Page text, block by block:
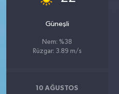
Güneşli
Nem: %38
Rüzgar: 3.89 m/s
10 AĞUSTOS